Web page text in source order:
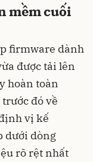
mềm cuối
firmware dành
được tải lên
hoàn toàn
đó về
vị kế
dưới dòng
rõ rệt nhất